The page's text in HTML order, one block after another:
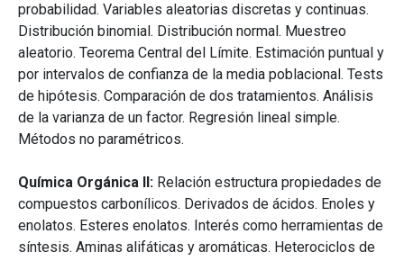
probabilidad. Variables aleatorias discretas y continuas.
Distribución binomial. Distribución normal. Muestreo
aleatorio. Teorema Central del Límite. Estimación puntual y
por intervalos de confianza de la media poblacional. Tests
de hipótesis. Comparación de dos tratamientos. Análisis
de la varianza de un factor. Regresión lineal simple.
Métodos no paramétricos.
Química Orgánica II: Relación estructura propiedades de
compuestos carbonílicos. Derivados de ácidos. Enoles y
enolatos. Esteres enolatos. Interés como herramientas de
síntesis. Aminas alifáticas y aromáticas. Heterociclos de